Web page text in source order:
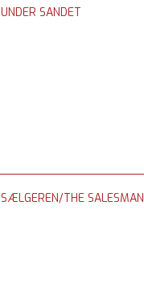
UNDER SANDET
SÆLGEREN/THE SALESMAN